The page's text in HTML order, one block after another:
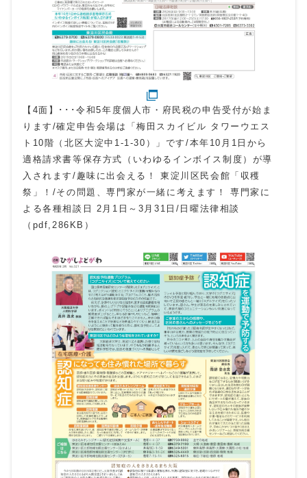
【4面】･･･令和5年度個人市・府民税の申告受付が始ま
ります/確定申告会場は「梅田スカイビル タワーウエス
ト10階（北区大淀中1-1-30）」です/本年10月1日から
適格請求書等保存方式（いわゆるインボイス制度）が導
入されます/趣味に出会える！ 東淀川区民会館「収穫
祭」！/その問題、専門家が一緒に考えます！ 専門家に
よる各種相談日 2月1日～3月31日/日曜法律相談
（pdf,286KB）